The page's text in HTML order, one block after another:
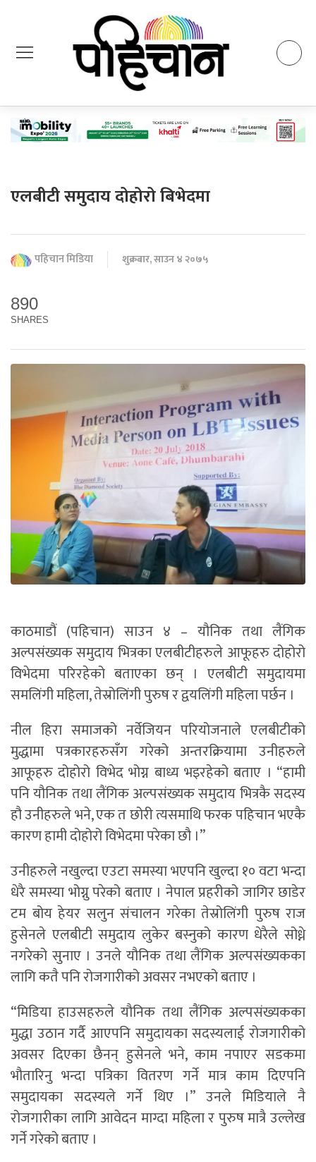
एलबीटी समुदाय दोहोरो बिभेदमा
पहिचान मिडिया शुक्रबार, साउन ४ २०७५
890
SHARES
काठमाडौं (पहिचान) साउन ४ – यौनिक तथा लैंगिक
अल्पसंख्यक समुदाय भित्रका एलबीटीहरुले आफूहरु दोहोरो
विभेदमा परिरहेको बताएका छन् । एलबीटी समुदायमा
समलिंगी महिला, तेस्रोलिंगी पुरुष र द्वयलिंगी महिला पर्छन ।
नील हिरा समाजको नर्वेजियन परियोजनाले एलबीटीको
मुद्धामा पत्रकारहरुसँग गरेको अन्तरक्रियामा उनीहरुले
आफूहरु दोहोरो विभेद भोग्न बाध्य भइरहेको बताए । “हामी
पनि यौनिक तथा लैंगिक अल्पसंख्यक समुदाय भित्रकै सदस्य
हौ उनीहरुले भने, एक त छोरी त्यसमाथि फरक पहिचान भएकै
कारण हामी दोहोरो विभेदमा परेका छौ ।”
उनीहरुले नखुल्दा एउटा समस्या भएपनि खुल्दा १० वटा भन्दा
धेरै समस्या भोग्नु परेको बताए । नेपाल प्रहरीको जागिर छाडेर
टम बोय हेयर सलुन संचालन गरेका तेस्रोलिंगी पुरुष राज
हुसेनले एलबीटी समुदाय लुकेर बस्नुको कारण धेरैले सोध्ने
नगरेको सुनाए । उनले यौनिक तथा लैंगिक अल्पसंख्यकका
लागि कतै पनि रोजगारीको अवसर नभएको बताए ।
“मिडिया हाउसहरुले यौनिक तथा लैंगिक अल्पसंख्यकका
मुद्धा उठान गर्दै आएपनि समुदायका सदस्यलाई रोजगारीको
अवसर दिएका छैनन् हुसेनले भने, काम नपाएर सडकमा
भौतारिनु भन्दा पत्रिका वितरण गर्ने मात्र काम दिएपनि
समुदायका सदस्यले गर्ने थिए ।” उनले मिडियाले नै
रोजगारीका लागि आवेदन माग्दा महिला र पुरुष मात्रै उल्लेख
गर्ने गरेको बताए ।